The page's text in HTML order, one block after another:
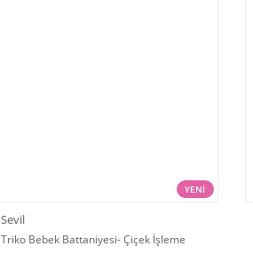
YENİ
Sevil
Triko Bebek Battaniyesi- Çiçek İşleme